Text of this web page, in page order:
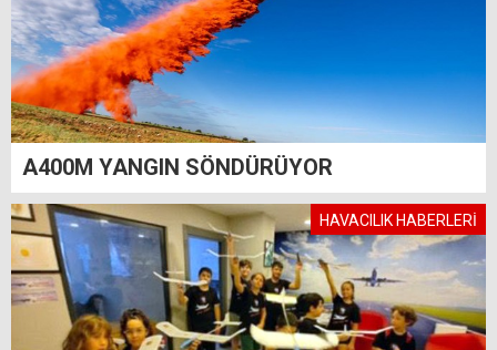
A400M YANGIN SÖNDÜRÜYOR
HAVACILIK HABERLERİ